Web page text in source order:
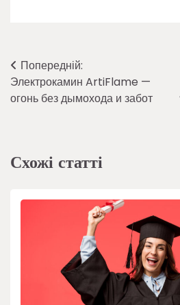
Навігація
записів
Попередній:
Электрокамин ArtiFlame —
огонь без дымохода и забот
Схожі статті